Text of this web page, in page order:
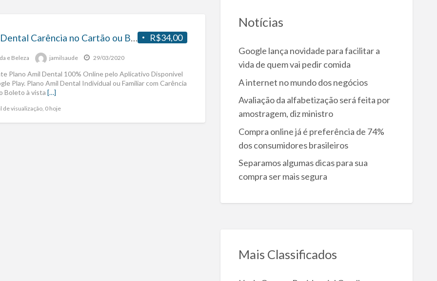
R$34,00
Amil Dental Carência no Cartão ou Boleto A vista
e Beleza jamilsaude 29/03/2020
Plano Amil Dental 100% Online pelo Aplicativo Disponivel
Play. Plano Amil Dental Individual ou Familiar com Carência
Boleto à vista […]
de visualização, 0 hoje
Notícias
Google lança novidade para facilitar a
vida de quem vai pedir comida
A internet no mundo dos negócios
Avaliação da alfabetização será feita por
amostragem, diz ministro
Compra online já é preferência de 74%
dos consumidores brasileiros
Separamos algumas dicas para sua
compra ser mais segura
Mais Classificados